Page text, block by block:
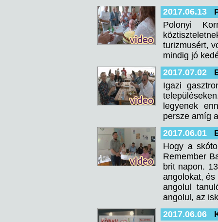
2017.06.13
Polonyi
turizmusért,
mindig jó
2017.07.02
Igazi
legyenek
persze amíg
2017.06.01
Hogy a
Remember
brit napon.
angolokat,
angolul
angolul, az
2017.06.06